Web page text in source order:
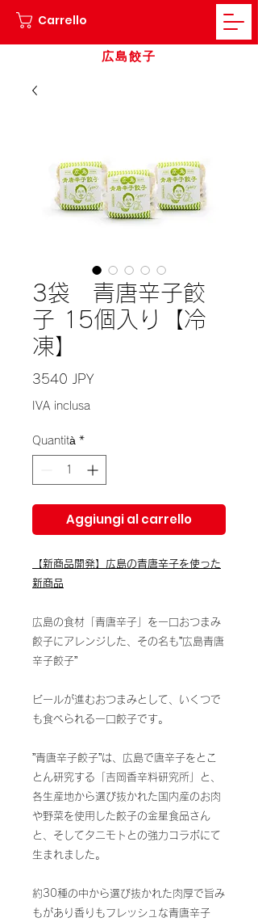
Carrello
広島餃子
3袋 青唐辛子餃
子 15個入り【冷
凍】
3540 JPYPrezzo
IVA inclusa
Quantità *
Aggiungi al carrello
【新商品開発】広島の青唐辛子を使った
新商品
広島の食材「青唐辛子」を一口おつまみ
餃子にアレンジした、その名も”広島青唐
辛子餃子”
ビールが進むおつまみとして、いくつで
も食べられる一口餃子です。
”青唐辛子餃子”は、広島で唐辛子をとこ
とん研究する「吉岡香辛料研究所」と、
各生産地から選び抜かれた国内産のお肉
や野菜を使用した餃子の金星食品さん
と、そしてタニモトとの強力コラボにて
生まれました。
約30種の中から選び抜かれた肉厚で旨み
もがあり香りもフレッシュな青唐辛子